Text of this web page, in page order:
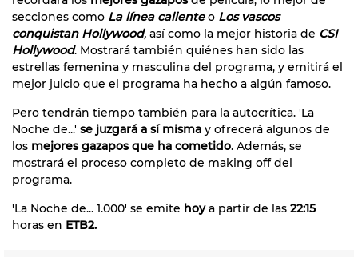
secciones como La línea calienteo Los vascos
conquistan Hollywood, así como la mejor historia de CSI
Hollywood. Mostrará también quiénes han sido las
estrellas femenina y masculina del programa, y emitirá el
mejor juicio que el programa ha hecho a algún famoso.
Pero tendrán tiempo también para la autocrítica. 'La
Noche de...' se juzgará a sí misma y ofrecerá algunos de
los mejores gazapos que ha cometido. Además, se
mostrará el proceso completo de making off del
programa.
'La Noche de... 1.000' se emite hoya partir de las 22:15
horas en ETB2.